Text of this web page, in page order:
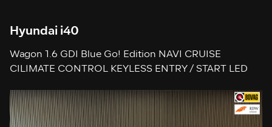
Hyundai i40
Wagon 1.6 GDI Blue Go! Edition NAVI CRUISE
CILIMATE CONTROL KEYLESS ENTRY / START LED